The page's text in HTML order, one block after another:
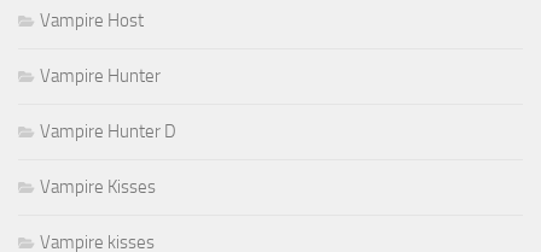
Vampire Host
Vampire Hunter
Vampire Hunter D
Vampire Kisses
Vampire kisses